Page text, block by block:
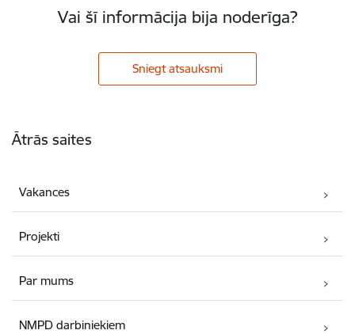
Vai šī informācija bija noderīga?
Sniegt atsauksmi
Ātrās saites
Vakances
Projekti
Par mums
NMPD darbiniekiem